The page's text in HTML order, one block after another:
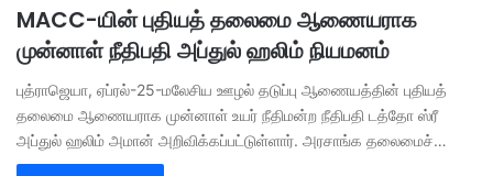
MACC-யின் புதியத் தலைமை ஆணையராக
முன்னாள் நீதிபதி அப்துல் ஹலிம் நியமனம்
புத்ராஜெயா, ஏப்ரல்-25-மலேசிய ஊழல் தடுப்பு ஆணையத்தின் புதியத்
தலைமை ஆணையராக முன்னாள் உயர் நீதிமன்ற நீதிபதி டத்தோ ஸ்ரீ
அப்துல் ஹலிம் அமான் அறிவிக்கப்பட்டுள்ளார். அரசாங்க தலைமைச்…